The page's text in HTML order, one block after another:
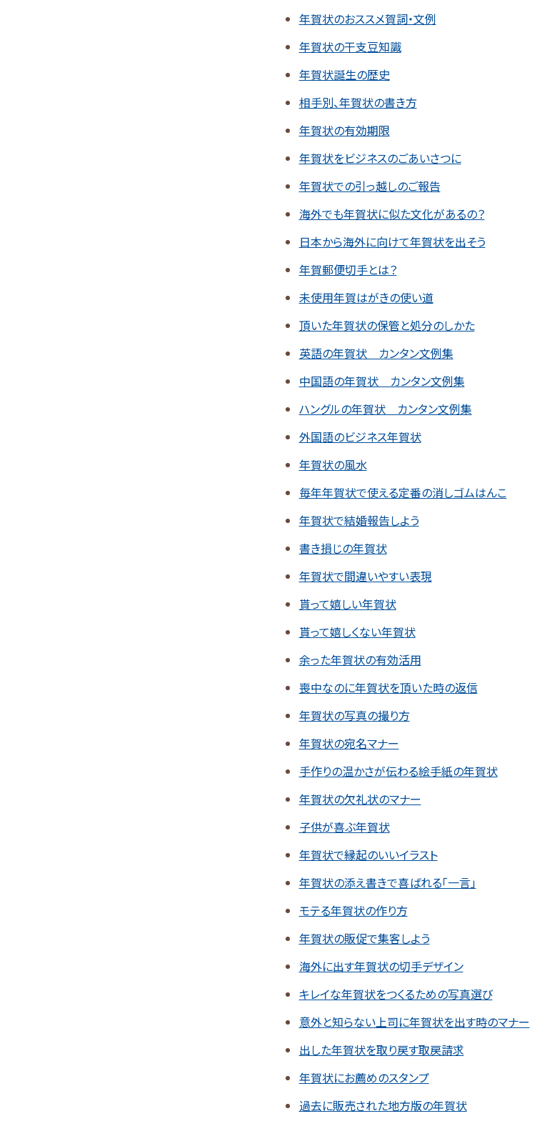
年賀状のおススメ賀詞・文例
年賀状の干支豆知識
年賀状誕生の歴史
相手別、年賀状の書き方
年賀状の有効期限
年賀状をビジネスのごあいさつに
年賀状での引っ越しのご報告
海外でも年賀状に似た文化があるの？
日本から海外に向けて年賀状を出そう
年賀郵便切手とは？
未使用年賀はがきの使い道
頂いた年賀状の保管と処分のしかた
英語の年賀状 カンタン文例集
中国語の年賀状 カンタン文例集
ハングルの年賀状 カンタン文例集
外国語のビジネス年賀状
年賀状の風水
毎年年賀状で使える定番の消しゴムはんこ
年賀状で結婚報告しよう
書き損じの年賀状
年賀状で間違いやすい表現
貰って嬉しい年賀状
貰って嬉しくない年賀状
余った年賀状の有効活用
喪中なのに年賀状を頂いた時の返信
年賀状の写真の撮り方
年賀状の宛名マナー
手作りの温かさが伝わる絵手紙の年賀状
年賀状の欠礼状のマナー
子供が喜ぶ年賀状
年賀状で縁起のいいイラスト
年賀状の添え書きで喜ばれる「一言」
モテる年賀状の作り方
年賀状の販促で集客しよう
海外に出す年賀状の切手デザイン
キレイな年賀状をつくるための写真選び
意外と知らない上司に年賀状を出す時のマナー
出した年賀状を取り戻す取戻請求
年賀状にお薦めのスタンプ
過去に販売された地方版の年賀状